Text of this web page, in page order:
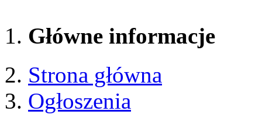
Główne informacje
Strona główna
Ogłoszenia